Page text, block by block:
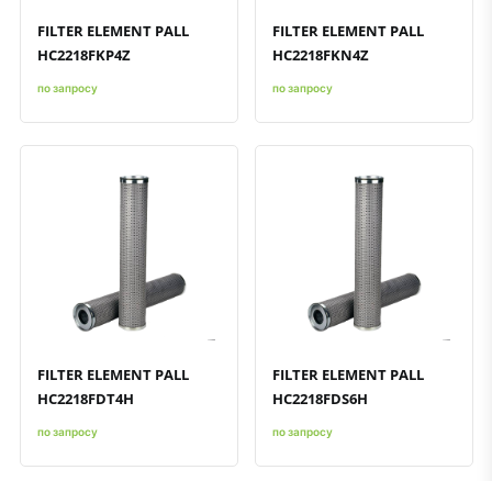
FILTER ELEMENT PALL
HC2218FKP4Z
по запросу
FILTER ELEMENT PALL
HC2218FKN4Z
по запросу
Быстрый просмотр
Добавить к сравнению
Добавить в избранное
FILTER ELEMENT PALL
HC2218FDT4H
по запросу
Быстрый просмотр
Добавить к сравнению
Добавить в избранное
FILTER ELEMENT PALL
HC2218FDS6H
по запросу